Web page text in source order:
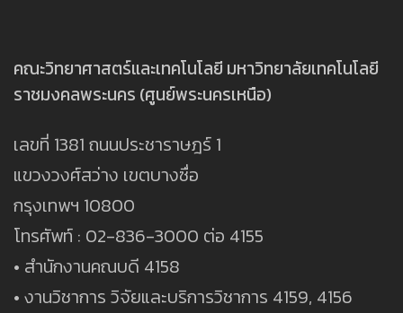
คณะวิทยาศาสตร์และเทคโนโลยี มหาวิทยาลัยเทคโนโลยี
ราชมงคลพระนคร (ศูนย์พระนครเหนือ)
เลขที่ 1381 ถนนประชาราษฎร์ 1
แขวงวงศ์สว่าง เขตบางซื่อ
กรุงเทพฯ 10800
โทรศัพท์ : 02-836-3000 ต่อ 4155
• สำนักงานคณบดี 4158
• งานวิชาการ วิจัยและบริการวิชาการ 4159, 4156